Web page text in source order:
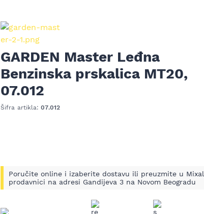
GARDEN Master Leđna
Benzinska prskalica MT20,
07.012
Šifra artikla:07.012
Poručite online i izaberite dostavu ili preuzmite u Mixal
prodavnici na adresi Gandijeva 3 na Novom Beogradu